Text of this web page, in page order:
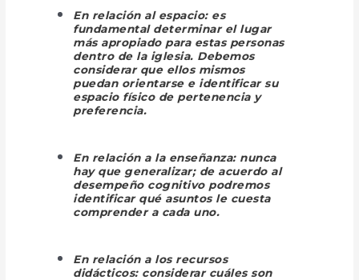
En relación al espacio:es
fundamental determinar el lugar
más apropiado para estas personas
dentro de la iglesia. Debemos
considerar que ellos mismos
puedan orientarse e identificar su
espacio físico de pertenencia y
preferencia.
En relación a la enseñanza: nunca
hay que generalizar; de acuerdo al
desempeño cognitivo podremos
identificar qué asuntos le cuesta
comprender a cada uno.
En relación a los recursos
didácticos: considerar cuáles son